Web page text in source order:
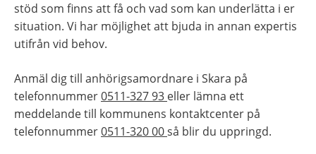
stöd som finns att få och vad som kan underlätta i er
situation. Vi har möjlighet att bjuda in annan expertis
utifrån vid behov.
Anmäl dig till anhörigsamordnare i Skara på
telefonnummer 0511-327 93 eller lämna ett
meddelande till kommunens kontaktcenter på
telefonnummer 0511-320 00 så blir du uppringd.